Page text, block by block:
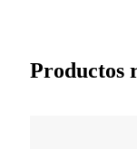
Productos